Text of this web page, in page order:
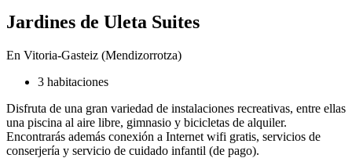
Jardines de Uleta Suites
En Vitoria-Gasteiz (Mendizorrotza)
3 habitaciones
Disfruta de una gran variedad de instalaciones recreativas, entre ellas
una piscina al aire libre, gimnasio y bicicletas de alquiler.
Encontrarás además conexión a Internet wifi gratis, servicios de
conserjería y servicio de cuidado infantil (de pago).